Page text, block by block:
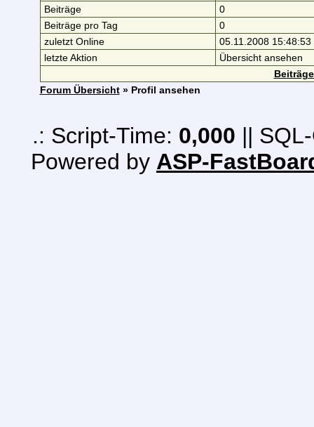
Beiträge
0
Beiträge pro Tag
0
zuletzt Online
05.11.2008 15:48:53
letzte Aktion
Übersicht ansehen
Forum Übersicht» Profil ansehen
.: Script-Time: 0,000 ||
Powered by ASP-